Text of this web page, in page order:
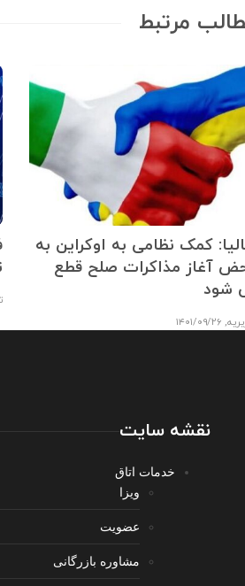
مرتبط
کمک نظامی به اوکراین به
آغاز مذاکرات صلح قطع
شود
, ۱۴۰۱/۰۹/۲۶
نقشه سایت
خدمات اتاق
ویزا
عضویت
مشاوره بازرگانی